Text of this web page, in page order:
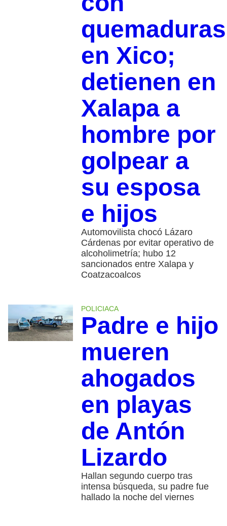
quemaduras
en Xico;
detienen en
Xalapa a
hombre por
golpear a
su esposa
e hijos
Automovilista chocó Lázaro
Cárdenas por evitar operativo de
alcoholimetría; hubo 12
sancionados entre Xalapa y
Coatzacoalcos
POLICIACA
Padre e hijo
mueren
ahogados
en playas
de Antón
Lizardo
Hallan segundo cuerpo tras
intensa búsqueda, su padre fue
hallado la noche del viernes